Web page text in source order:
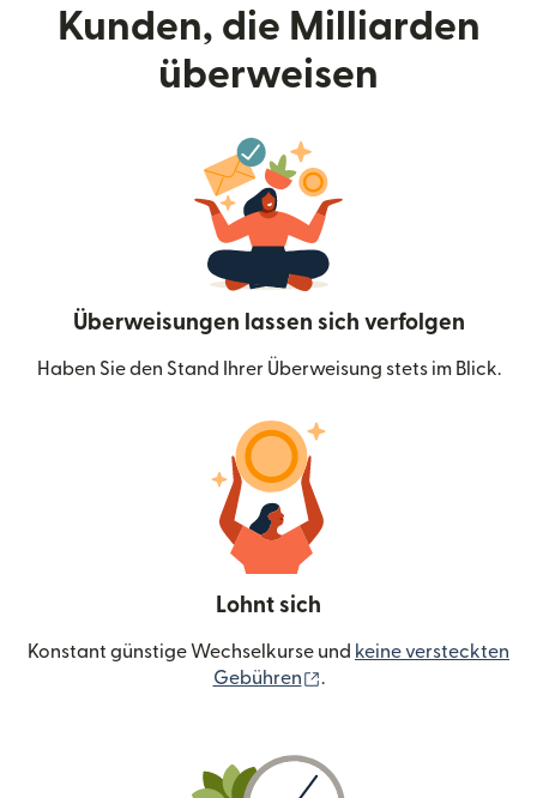
Kunden, die Milliarden
überweisen
Überweisungen lassen sich verfolgen
Haben Sie den Stand Ihrer Überweisung stets im Blick.
Lohnt sich
Konstant günstige Wechselkurse und keine versteckten
Gebühren
.